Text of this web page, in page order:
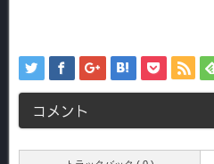
コメント